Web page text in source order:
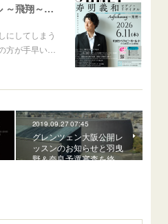
寿明義和ピアノリサイタル ～飛翔～Aufschwung
にしてしまう
方が手早い…
2019.09.27 07:45
グレンツェン大阪公開レ
ッスンのお知らせと羽曳
野＆奈良予選審査を終…